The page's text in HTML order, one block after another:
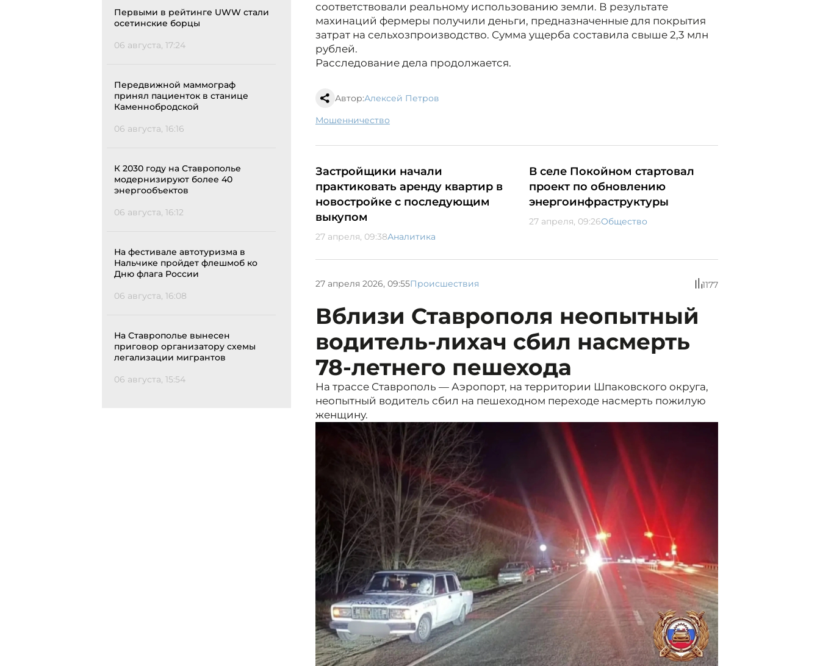
Первыми в рейтинге UWW стали
осетинские борцы
06 августа, 17:24
Передвижной маммограф
принял пациенток в станице
Каменнобродской
06 августа, 16:16
К 2030 году на Ставрополье
модернизируют более 40
энергообъектов
06 августа, 16:12
На фестивале автотуризма в
Нальчике пройдет флешмоб ко
Дню флага России
06 августа, 16:08
На Ставрополье вынесен
приговор организатору схемы
легализации мигрантов
06 августа, 15:54
соответствовали реальному использованию земли. В результате
махинаций фермеры получили деньги, предназначенные для покрытия
затрат на сельхозпроизводство. Сумма ущерба составила свыше 2,3 млн
рублей.
Расследование дела продолжается.
Автор:Алексей Петров
мошенничество
Застройщики начали
практиковать аренду квартир в
новостройке с последующим
выкупом
27 апреля, 09:38Аналитика
В селе Покойном стартовал
проект по обновлению
энергоинфраструктуры
27 апреля, 09:26Общество
27 апреля 2026, 09:55Происшествия 1177
Вблизи Ставрополя неопытный
водитель-лихач сбил насмерть
78-летнего пешехода
На трассе Ставрополь — Аэропорт, на территории Шпаковского округа,
неопытный водитель сбил на пешеходном переходе насмерть пожилую
женщину.